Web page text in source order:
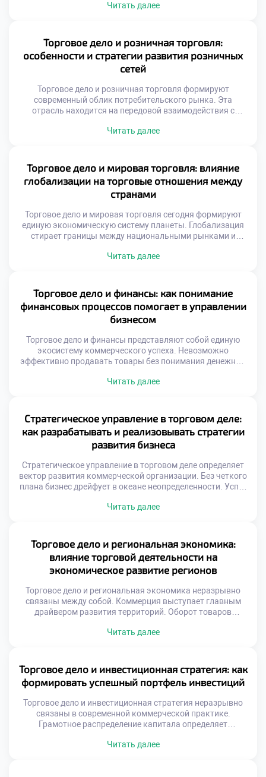
процессами предприятия. Грамотное управление создает
требует адаптации классических производственных
методик под специфику сбыта. Менеджеры должны
синхронизировать закупки, логистику и предпродажную
подготовку товаров. Без системного […]
Читать далее
Торговое дело и розничная торговля:
особенности и стратегии развития розничных
сетей
Торговое дело и розничная торговля формируют
современный облик потребительского рынка. Эта
отрасль находится на передовой взаимодействия с
экономические замыслы производителей. Успех зависит
Масштабирование бизнеса требует особых
управленческих подходов. Стандартизация процессов
становится залогом стабильности качества. Клиент
ожидает одинакового сервиса […]
Читать далее
Торговое дело и мировая торговля: влияние
глобализации на торговые отношения между
странами
Торговое дело и мировая торговля сегодня формируют
единую экономическую систему планеты. Глобализация
стирает границы между национальными рынками и
обязаны мыслить категориями международного обмена и
связей является обязательным условием
профессионализма. Международные цепочки поставок
связывают производителей и потребителей разных
континентов. […]
Читать далее
Торговое дело и финансы: как понимание
финансовых процессов помогает в управлении
бизнесом
Торговое дело и финансы представляют собой единую
экосистему коммерческого успеха. Невозможно
эффективно продавать товары без понимания денежных
для управленческих решений. Прибыль является лишь
Финансовая грамотность превращает интуицию в точный
расчет. Специальность готовит специалистов с
комплексным видением системы. Синергия дисциплин […]
Читать далее
Стратегическое управление в торговом деле:
как разрабатывать и реализовывать стратегии
развития бизнеса
Стратегическое управление в торговом деле определяет
вектор развития коммерческой организации. Без четкого
плана бизнес дрейфует в океане неопределенности. Успех
требует анализа внешней и внутренней среды. Рыночные
компании. Специальность «Торговое дело» формирует
системное стратегическое мышление. Студенты учатся
[…]
Читать далее
Торговое дело и региональная экономика:
влияние торговой деятельности на
экономическое развитие регионов
Торговое дело и региональная экономика неразрывно
связаны между собой. Коммерция выступает главным
драйвером развития территорий. Оборот товаров
активной торговли регион не может процветать
сектор создает рабочие места массово. Налоги от продаж
наполняют местные казны регулярно. Социальная
инфраструктура зависит напрямую […]
Читать далее
Торговое дело и инвестиционная стратегия: как
формировать успешный портфель инвестиций
Торговое дело и инвестиционная стратегия неразрывно
связаны в современной коммерческой практике.
Грамотное распределение капитала определяет
Предприниматели должны рассматривать прибыль как
Читать далее